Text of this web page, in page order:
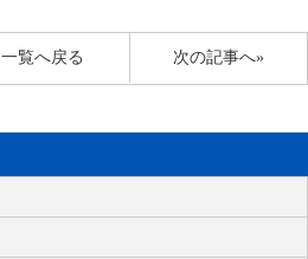
次の記事へ»
一覧へ戻る